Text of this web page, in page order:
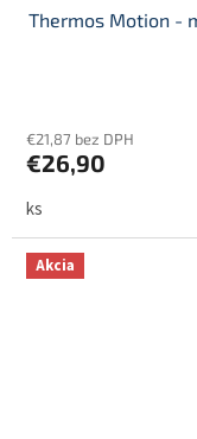
Thermos Motion -
€21,87 bez DPH
€26,90
ks
Akcia